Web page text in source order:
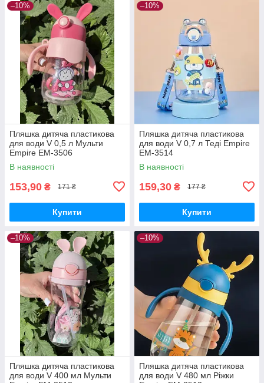
–10%
Пляшка дитяча пластикова
для води V 0,5 л Мульти
Empire EM-3506
В наявності
153,90 ₴ 171 ₴
Купити
–10%
Пляшка дитяча пластикова
для води V 0,7 л Теді Empire
EM-3514
В наявності
159,30 ₴ 177 ₴
Купити
–10%
Пляшка дитяча пластикова
для води V 400 мл Мульти
–10%
Пляшка дитяча пластикова
для води V 480 мл Ріжки